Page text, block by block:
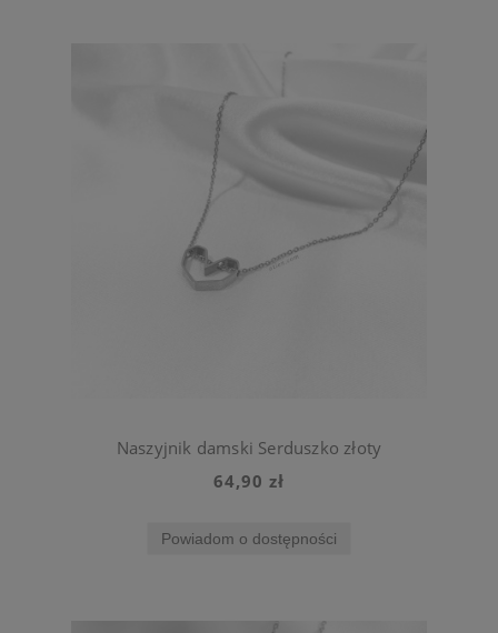
Naszyjnik damski Serduszko złoty
64,90 zł
Powiadom o dostępności